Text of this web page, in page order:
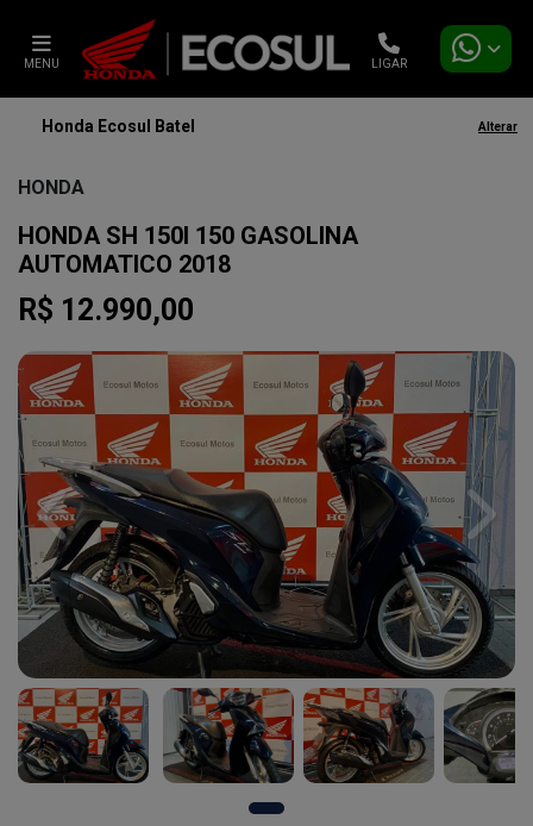
MENU LIGAR
Honda Ecosul Batel Alterar
HONDA
HONDA SH 150I 150 GASOLINA
AUTOMATICO 2018
R$ 12.990,00
Previous Next